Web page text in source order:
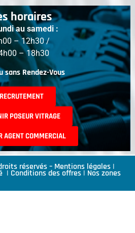
horaires
au samedi :
– 12h30 /
– 18h30
sans Rendez-Vous
RECRUTEMENT
POSEUR VITRAGE
AGENT COMMERCIAL
réservés – Mentions légales |
| Conditions des offres | Nos zones